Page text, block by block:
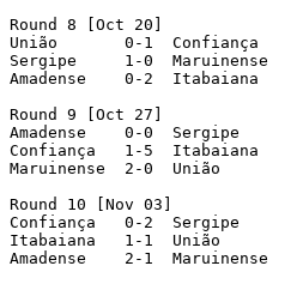
Round 8 [Oct 20]
União       0-1  Confiança
Sergipe     1-0  Maruinense
Amadense    0-2  Itabaiana
Round 9 [Oct 27]
Amadense    0-0  Sergipe
Confiança   1-5  Itabaiana
Maruinense  2-0  União
Round 10 [Nov 03]
Confiança   0-2  Sergipe
Itabaiana   1-1  União
Amadense    2-1  Maruinense